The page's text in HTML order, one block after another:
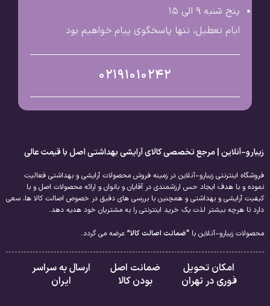
پنج شنبه 9 الی ۱۵
ایام تعطیل، تنها پاسخگوی پیام خواهیم بود
02191010242
زیبارو-آنلاین | مرجع تخصصی کالای آرایشی بهداشتی اصل با قیمت عالی
فروشگاه اینترنتی زیبارو-آنلاین در زمینه فروش محصولات آرایشی و بهداشتی فعالیت
نموده و با هدف ایجاد حس ارزشمندی در آقایان و بانوان و ارائه محصولات اصل و با
کیفیت آرایشی و بهداشتی و همچنین با بررسی های دقیق در خصوص اصالت کالا ها، سعی
دارد تا هرچه بیشتر لذت یک خرید اینترنتی را به مشتریان خود هدیه دهد.
محصولات زیبارو-آنلاین با “ضمانت اصالت کالا” عرضه می گردد.
امکان تحویل
فوری در تهران
ضمانت اصل
بودن کالا
ارسال به سراسر
ایران